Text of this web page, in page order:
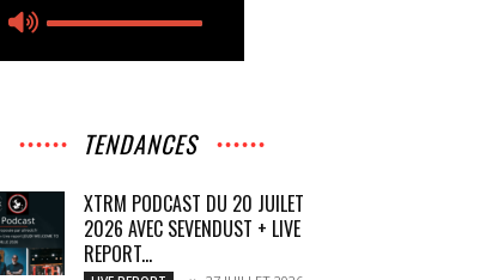
TENDANCES
XTRM PODCAST DU 20 JUILET
2026 AVEC SEVENDUST + LIVE
REPORT...